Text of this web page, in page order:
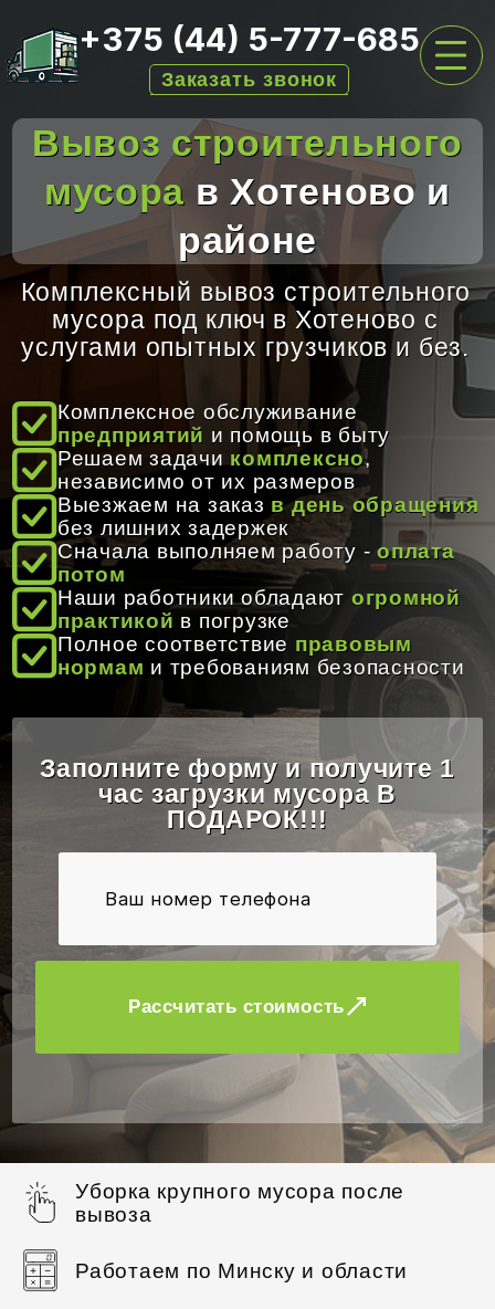
+375 (44) 5-777-685
Заказать звонок
ГЛАВНАЯ
УСЛУГИ ПО ВЫВОЗУ
ПЕРЕЕЗДЫ
АРЕНДА КОНТЕЙНЕРОВ
ЦЕНЫ
ОТЗЫВЫ
КОНТАКТЫ
Время работы: 8:00 - 20:00
Email: info@gruzoperevozki-bel.by
Вывоз строительного
мусора в Хотеново и
районе
Комплексный вывоз строительного
мусора под ключ в Хотеново с
услугами опытных грузчиков и без.
Комплексное обслуживание
предприятий и помощь в быту
Решаем задачи комплексно,
независимо от их размеров
Выезжаем на заказ в день обращения
без лишних задержек
Сначала выполняем работу -оплата
потом
Наши работники обладают огромной
практикой в погрузке
Полное соответствие правовым
нормам и требованиям безопасности
Заполните форму и получите 1
час загрузки мусора В
ПОДАРОК!!!
Рассчитать стоимость
Уборка крупного мусора после
вывоза
Работаем по Минску и области